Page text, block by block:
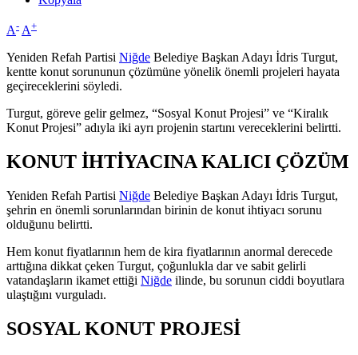
A- A+
Yeniden Refah Partisi Niğde Belediye Başkan Adayı İdris Turgut,
kentte konut sorununun çözümüne yönelik önemli projeleri hayata
geçireceklerini söyledi.
Turgut, göreve gelir gelmez, “Sosyal Konut Projesi” ve “Kiralık
Konut Projesi” adıyla iki ayrı projenin startını vereceklerini belirtti.
KONUT İHTİYACINA KALICI ÇÖZÜM
Yeniden Refah Partisi Niğde Belediye Başkan Adayı İdris Turgut,
şehrin en önemli sorunlarından birinin de konut ihtiyacı sorunu
olduğunu belirtti.
Hem konut fiyatlarının hem de kira fiyatlarının anormal derecede
arttığına dikkat çeken Turgut, çoğunlukla dar ve sabit gelirli
vatandaşların ikamet ettiği Niğde ilinde, bu sorunun ciddi boyutlara
ulaştığını vurguladı.
SOSYAL KONUT PROJESİ